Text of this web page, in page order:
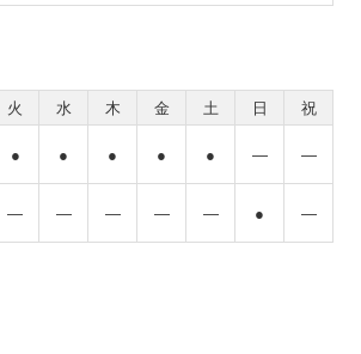
火 水 木 金 土 日
祝
● ● ● ● ● ― ―
― ― ― ― ― ● ―